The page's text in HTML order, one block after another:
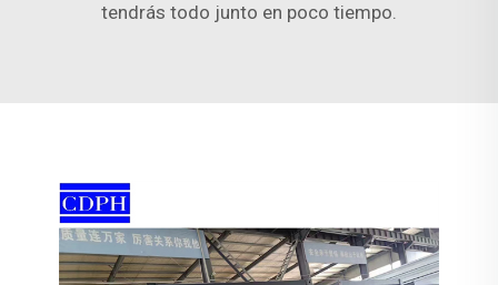
tendrás todo junto en poco tiempo.